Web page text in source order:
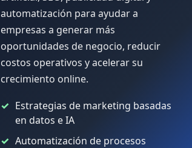
automatización para ayudar a
empresas a generar más
oportunidades de negocio, reducir
costos operativos y acelerar su
crecimiento online.
Estrategias de marketing basadas
en datos e IA
Automatización de procesos